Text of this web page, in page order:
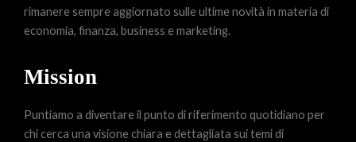
rimanere sempre aggiornato sulle ultime novità in materia di
economia, finanza, business e marketing.
Mission
Puntiamo a diventare il punto di riferimento quotidiano per
chi cerca una visione chiara e dettagliata sui temi di